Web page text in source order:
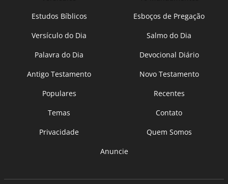
Estudos Bíblicos
Esboços de Pregação
Versículo do Dia
Salmo do Dia
Palavra do Dia
Devocional Diário
Antigo Testamento
Novo Testamento
Populares
Recentes
Temas
Contato
Privacidade
Quem Somos
Anuncie